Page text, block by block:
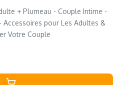
+ Plumeau - Couple Intime -
Accessoires pour Les Adultes &
Votre Couple